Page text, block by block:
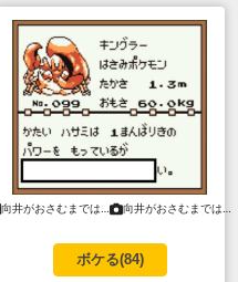
向井がおさむまでは… 向井がおさむまでは…
ボケる(84)